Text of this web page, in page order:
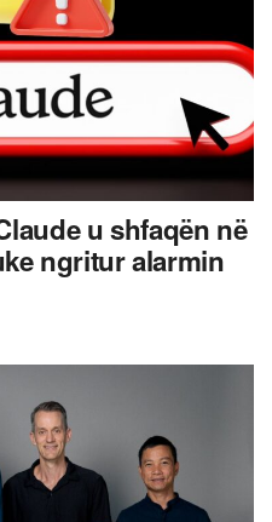
u shfaqën në
ngritur alarmin